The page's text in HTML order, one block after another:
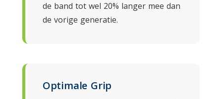
de band tot wel 20% langer mee dan
de vorige generatie.
Optimale Grip